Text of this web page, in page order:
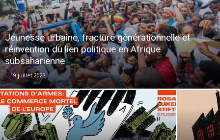
Jeunesse urbaine, fracture générationnelle et
réinvention du lien politique en Afrique
subsaharienne
- 19 juillet 2023